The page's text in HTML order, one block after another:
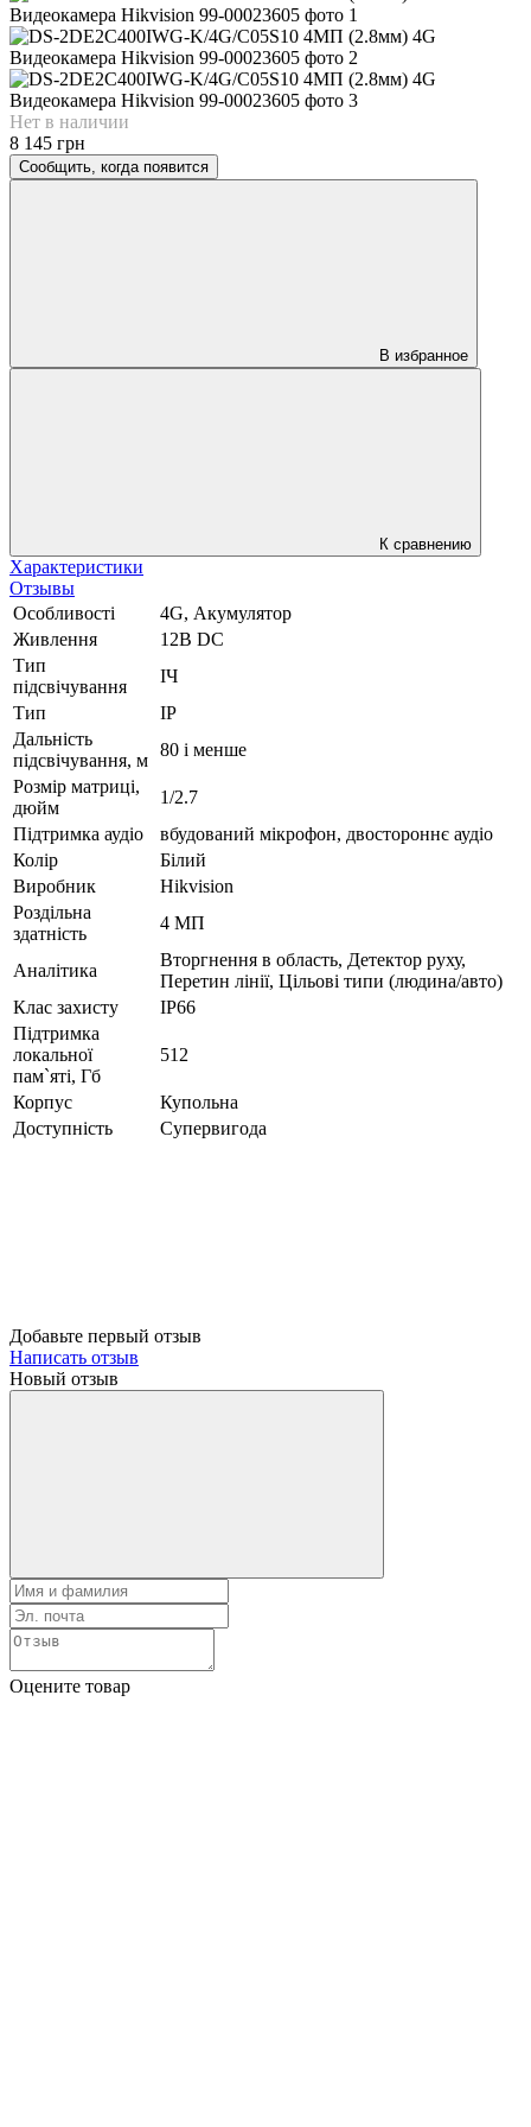
Нет в наличии
8 145 грн
Сообщить, когда появится
В избранное
К сравнению
Характеристики
Отзывы
Особливості
4G, Акумулятор
Живлення
12В DС
Тип
підсвічування
ІЧ
Тип
IP
Дальність
підсвічування, м
80 і менше
Розмір матриці,
дюйм
1/2.7
Підтримка аудіо
вбудований мікрофон, двостороннє аудіо
Колір
Білий
Виробник
Hikvision
Роздільна
здатність
4 МП
Аналітика
Вторгнення в область, Детектор руху,
Перетин лінії, Цільові типи (людина/авто)
Клас захисту
IP66
Підтримка
локальної
пам`яті, Гб
512
Корпус
Купольна
Доступність
Супервигода
Добавьте первый отзыв
Написать отзыв
Новый отзыв
Оцените товар